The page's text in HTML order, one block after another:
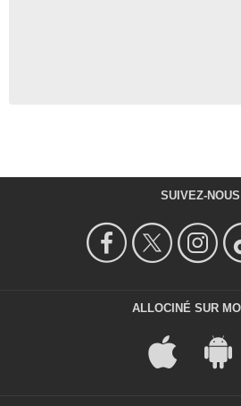
SUIVEZ-NOUS
ALLOCINÉ SUR